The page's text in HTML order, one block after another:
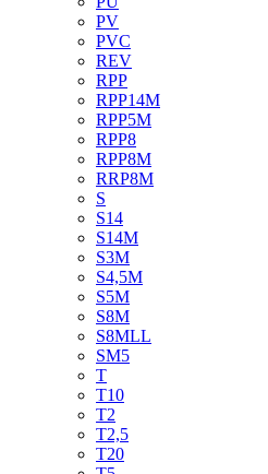
PV
PVC
REV
RPP
RPP14M
RPP5M
RPP8
RPP8M
RRP8M
S
S14
S14M
S3M
S4,5M
S5M
S8M
S8MLL
SM5
T
T10
T2
T2,5
T20